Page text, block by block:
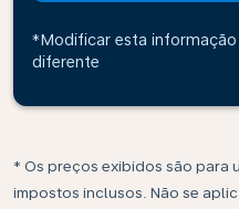
*Modificar esta
diferente
* Os preços exibidos são para
impostos inclusos. Não se